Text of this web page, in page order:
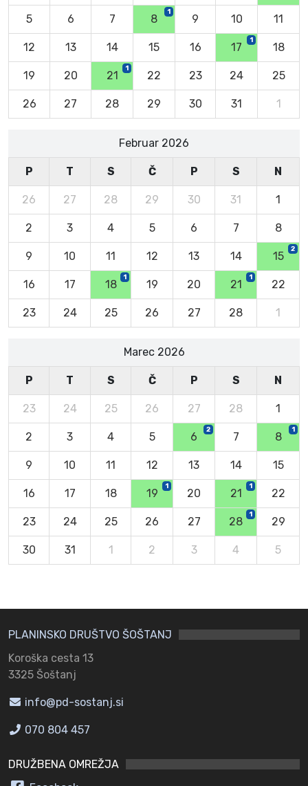
5 6 7 8
1
9 10 11
12 13 14 15 16 17
1
18
19 20 21
1
22 23 24 25
26 27 28 29 30 31 1
Februar 2026
P T S Č P S N
26 27 28 29 30 31 1
2 3 4 5 6 7 8
9 10 11 12 13 14 15
2
16 17 18
1
19 20 21
1
22
23 24 25 26 27 28 1
Marec 2026
P T S Č P S N
23 24 25 26 27 28 1
2 3 4 5 6
2
7 8
1
9 10 11 12 13 14 15
16 17 18 19
1
20 21
1
22
23 24 25 26 27 28
1
29
30 31 1 2 3 4 5
PLANINSKO DRUŠTVO ŠOŠTANJ
Koroška cesta 13
3325 Šoštanj
info@pd-sostanj.si
070 804 457
DRUŽBENA OMREŽJA